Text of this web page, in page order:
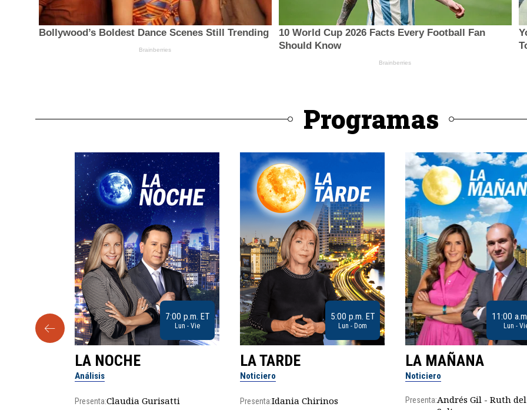
Programas
9:30 a.m. ET 7:00 p.m. ET
Lun - Vie
LA NOCHE
Análisis
Presenta:Claudia Gurisatti
5:00 p.m. ET
Lun - Dom
LA TARDE
Noticiero
Presenta:Idania Chirinos
11:00
Lun -
LA MAÑANA
Noticiero
Presenta:Andrés Gil - Ruth del